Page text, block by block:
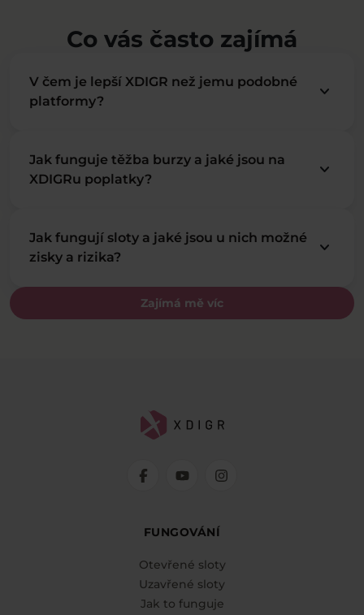
Co vás často zajímá
Zajímá mě víc
V čem je lepší XDIGR než jemu podobné
platformy?
keyboard_arrow_down
Jak funguje těžba burzy a jaké jsou na
XDIGRu poplatky?
keyboard_arrow_down
Jak fungují sloty a jaké jsou u nich možné
zisky a rizika?
keyboard_arrow_down
FUNGOVÁNÍ
Otevřené sloty
Uzavřené sloty
Jak to funguje